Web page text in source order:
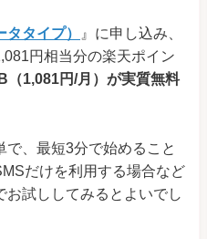
タイプ）
』に申し込み、
円相当分の楽天ポイン
（1,081円/月）が実質無料
、最短3分で始めること
だけを利用する場合など
お試ししてみるとよいでし